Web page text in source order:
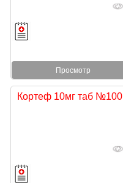
Просмотр
Кортеф 10мг таб №100